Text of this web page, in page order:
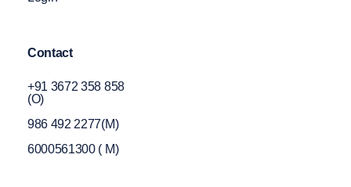
Contact
+91 3672 358 858
(O)
986 492 2277(M)
6000561300 ( M)